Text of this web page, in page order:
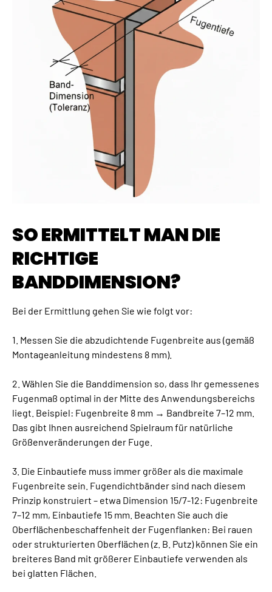
SO ERMITTELT MAN DIE
RICHTIGE
BANDDIMENSION?
Bei der Ermittlung gehen Sie wie folgt vor:
1. Messen Sie die abzudichtende Fugenbreite aus (gemäß
Montageanleitung mindestens 8 mm).
2. Wählen Sie die Banddimension so, dass Ihr gemessenes
Fugenmaß optimal in der Mitte des Anwendungsbereichs
liegt. Beispiel: Fugenbreite 8 mm → Bandbreite 7–12 mm.
Das gibt Ihnen ausreichend Spielraum für natürliche
Größenveränderungen der Fuge.
3. Die Einbautiefe muss immer größer als die maximale
Fugenbreite sein. Fugendichtbänder sind nach diesem
Prinzip konstruiert – etwa Dimension 15/7-12: Fugenbreite
7–12 mm, Einbautiefe 15 mm. Beachten Sie auch die
Oberflächenbeschaffenheit der Fugenflanken: Bei rauen
oder strukturierten Oberflächen (z. B. Putz) können Sie ein
breiteres Band mit größerer Einbautiefe verwenden als
bei glatten Flächen.